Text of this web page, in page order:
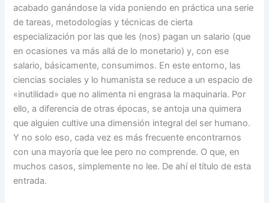
acabado ganándose la vida poniendo en práctica una serie
de tareas, metodologías y técnicas de cierta
especialización por las que les (nos) pagan un salario (que
en ocasiones va más allá de lo monetario) y, con ese
salario, básicamente, consumimos. En este entorno, las
ciencias sociales y lo humanista se reduce a un espacio de
«inutilidad» que no alimenta ni engrasa la maquinaria. Por
ello, a diferencia de otras épocas, se antoja una quimera
que alguien cultive una dimensión integral del ser humano.
Y no solo eso, cada vez es más frecuente encontrarnos
con una mayoría que lee pero no comprende. O que, en
muchos casos, simplemente no lee. De ahí el título de esta
entrada.